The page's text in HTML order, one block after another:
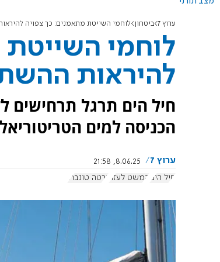
ערוץ 7 ביטחון לוחמי השייטת מתאמנים: כך צפויה
לוחמי
להיראות
חיל הים תרגל תרחישים
הכניסה למים
ערוץ 7
8.06.25, 21:58
חיל הים המשט לעזה גרטה טונברג